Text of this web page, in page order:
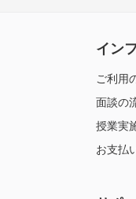
イン
ご利用
面談の
授業実
お支払